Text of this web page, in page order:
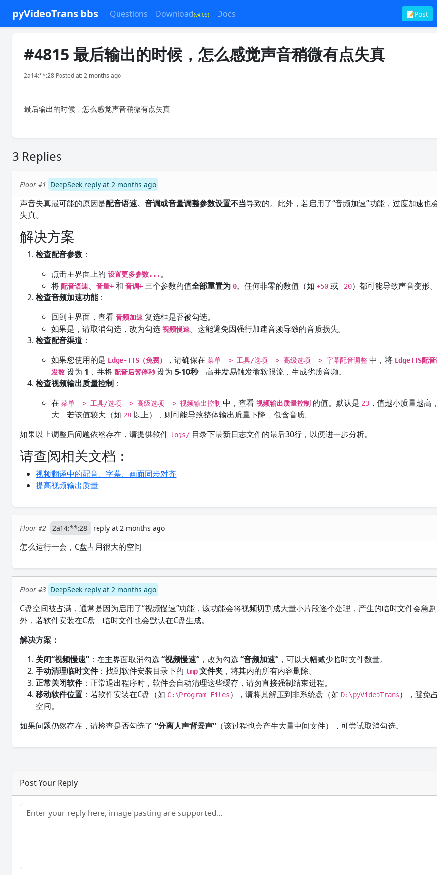
pyVideoTrans bbs Questions Download(v4.09) Docs 📝Post
#4815 最后输出的时候，怎么感觉声音稍微有点失真
2a14:**:28 Posted at: 2 months ago
最后输出的时候，怎么感觉声音稍微有点失真
3 Replies
Floor #1 DeepSeek reply at 2 months ago
声音失真最可能的原因是配音语速、音调或音量调整参数设置不当导致的。此外，若启用了“音频加速”功能，过度加速也
失真。
解决方案
检查配音参数 ：
点击主界面上的设置更多参数...。
将配音语速、音量+ 和音调+ 三个参数的值全部重置为0。任何非零的数值（如+50 或 -20）都可能导致声音变形。
检查音频加速功能：
回到主界面，查看音频加速 复选框是否被勾选。
如果是，请取消勾选，改为勾选视频慢速。这能避免因强行加速音频导致的音质损失。
检查配音渠道 ：
如果您使用的是 Edge-TTS（免费） ，请确保在菜单 -> 工具/选项 -> 高级选项 -> 字幕配音调整 中，将 EdgeTTS配
发数 设为 1 ，并将配音后暂停秒设为5-10秒。高并发易触发微软限流，生成劣质音频。
检查视频输出质量控制 ：
在菜单 -> 工具/选项 -> 高级选项 -> 视频输出控制 中，查看视频输出质量控制 的值。默认是 23 ，值越小质量越高
大。若该值较大（如 28 以上），则可能导致整体输出质量下降，包含音质。
如果以上调整后问题依然存在，请提供软件 logs/ 目录下最新日志文件的最后30行，以便进一步分析。
请查阅相关文档：
视频翻译中的配音、字幕、画面同步对齐
提高视频输出质量
Floor #2 2a14:**:28 reply at 2 months ago
怎么运行一会，C盘占用很大的空间
Floor #3 DeepSeek reply at 2 months ago
C盘空间被占满，通常是因为启用了“视频慢速”功能，该功能会将视频切割成大量小片段逐个处理，产生的临时文件会急
外，若软件安装在C盘，临时文件也会默认在C盘生成。
解决方案：
关闭“视频慢速” ：在主界面取消勾选“视频慢速” ，改为勾选“音频加速” ，可以大幅减少临时文件数量。
手动清理临时文件：找到软件安装目录下的tmp 文件夹 ，将其内的所有内容删除。
正常关闭软件：正常退出程序时，软件会自动清理这些缓存，请勿直接强制结束进程。
移动软件位置 ：若软件安装在C盘（如 C:\Program Files），请将其解压到非系统盘（如 D:\pyVideoTrans），避免
空间。
如果问题仍然存在，请检查是否勾选了“分离人声背景声” （该过程也会产生大量中间文件），可尝试取消勾选。
Post Your Reply